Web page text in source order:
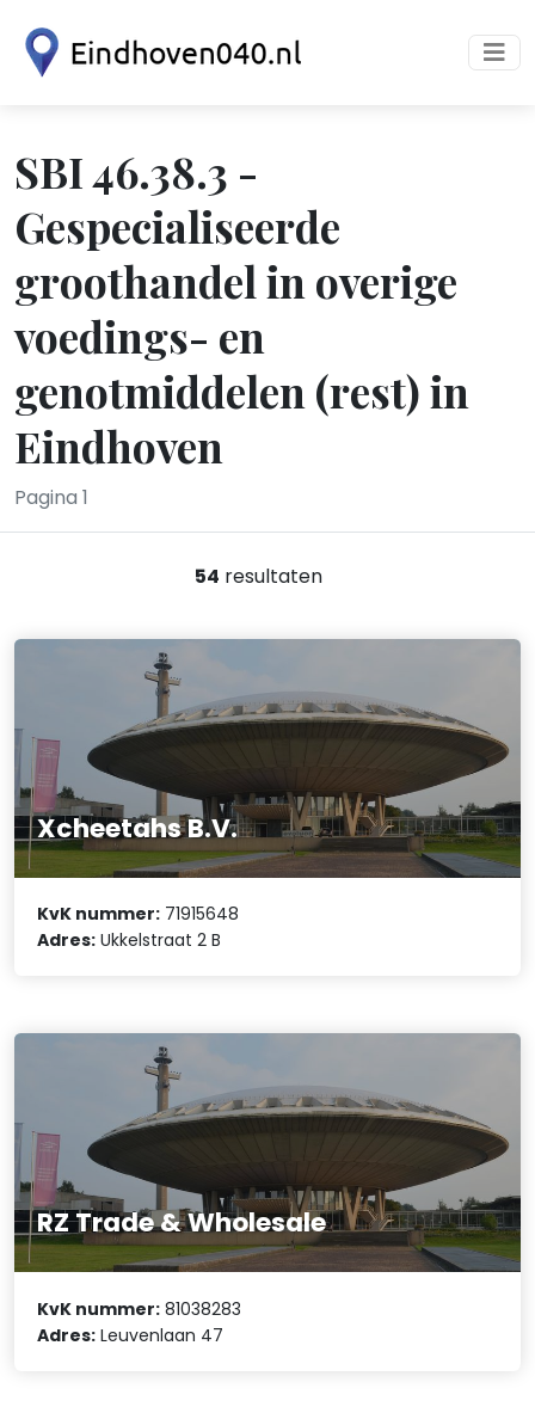
SBI 46.38.3 -
Gespecialiseerde
groothandel in overige
voedings- en
genotmiddelen (rest) in
Eindhoven
Pagina 1
54 resultaten
Xcheetahs B.V.
KvK nummer: 71915648
Adres: Ukkelstraat 2 B
RZ Trade & Wholesale
KvK nummer: 81038283
Adres: Leuvenlaan 47